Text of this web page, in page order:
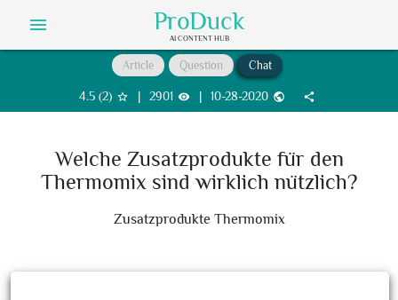
menu ProDuck
AI CONTENT HUB
Article Question Chat
4.5(2) star_border | 2901 visibility | 10-28-2020 public share
Welche Zusatzprodukte für den
Thermomix sind wirklich nützlich?
Zusatzprodukte Thermomix